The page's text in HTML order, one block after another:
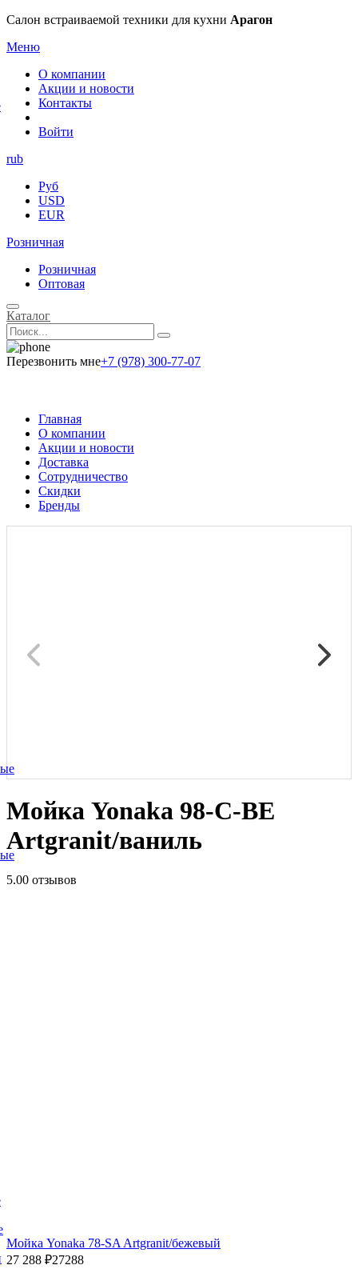
Салон встраиваемой техники для кухни Арагон
Меню
О компании
Акции и новости
Контакты
Войти
rub
Руб
USD
EUR
Розничная
Розничная
Оптовая
Каталог
Перезвонить мне+7 (978) 300-77-07
Главная
О компании
Акции и новости
Доставка
Сотрудничество
Скидки
Бренды
Мойка Yonaka 98-C-BE
Artgranit/ваниль
5.00 отзывов
Мойка Yonaka 78-SA Artgranit/бежевый
27 288 ₽27288